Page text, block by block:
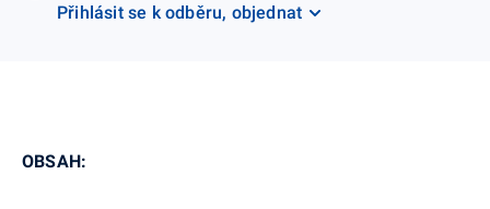
Přihlásit se k odběru, objednat
OBSAH: